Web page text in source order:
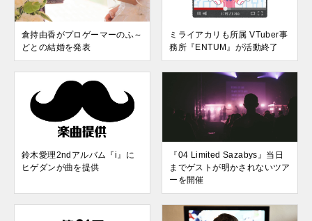
倉持由香がプロゲーマーのふ～
どとの結婚を発表
ミライアカリも所属 VTuber事
務所『ENTUM』が活動終了
鈴木愛理2ndアルバム『i』に
ヒゲダンが曲を提供
『04 Limited Sazabys』当日
までゲストが明かされないツア
ーを開催